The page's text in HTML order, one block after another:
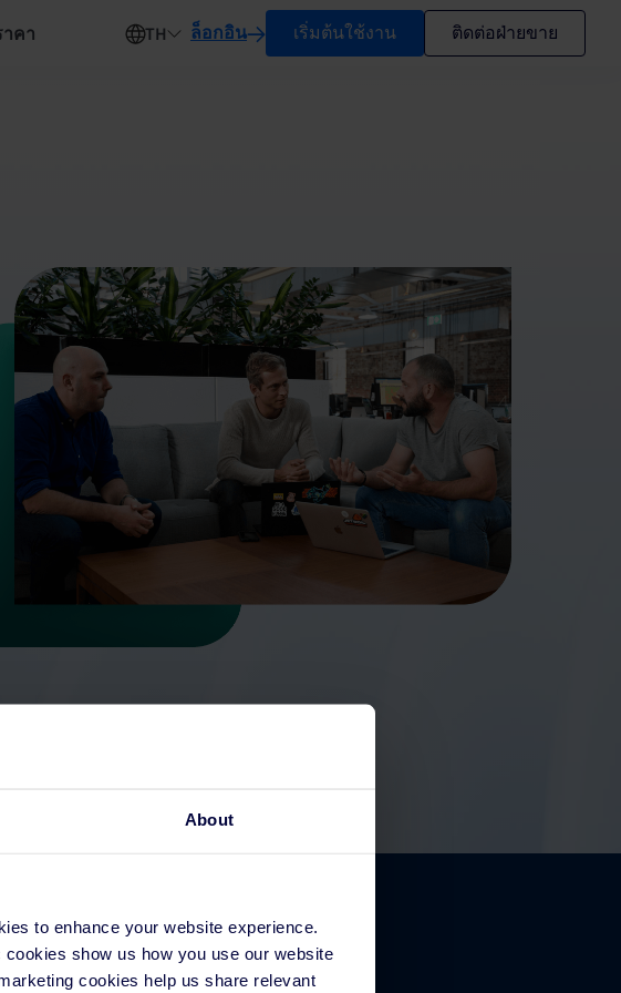
About
to enhance your website experience.
show us how you use our website
cookies help us share relevant
คา TH ล็อกอิน เริ่มต้นใช้งาน ติดต่อฝ่ายขาย